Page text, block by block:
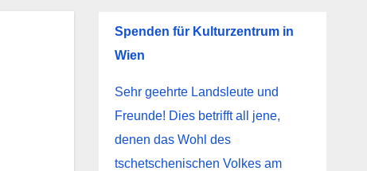
Spenden für Kulturzentrum in
Wien
Sehr geehrte Landsleute und
Freunde! Dies betrifft all jene,
denen das Wohl des
tschetschenischen Volkes am